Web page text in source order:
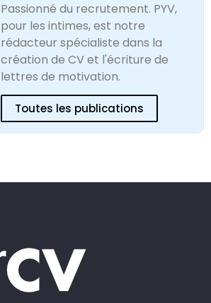
Passionné du recrutement. PYV,
pour les intimes, est notre
rédacteur spécialiste dans la
création de CV et l'écriture de
lettres de motivation.
Toutes les publications